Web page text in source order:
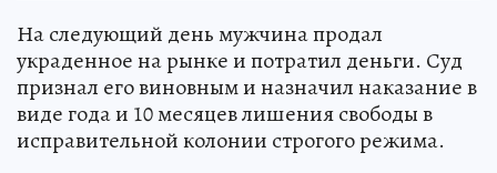
На следующий день мужчина продал
украденное на рынке и потратил деньги. Суд
признал его виновным и назначил наказание в
виде года и 10 месяцев лишения свободы в
исправительной колонии строгого режима.